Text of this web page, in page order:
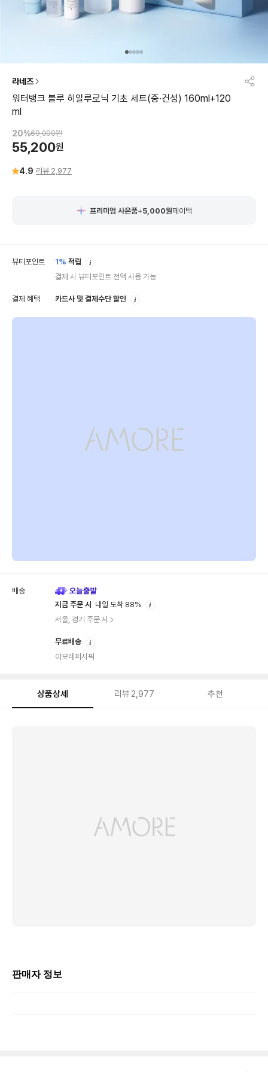
라네즈
워터뱅크 블루 히알루로닉 기초 세트(중·건성) 160ml+120
ml
20%69,000원
55,200원
4.9 리뷰 2,977
프리미엄 사은품+5,000원페이백
뷰티포인트 1% 적립
결제 시 뷰티포인트 전액 사용 가능
결제 혜택 카드사 및 결제수단 할인
배송
지금 주문 시 내일 도착 88%
서울, 경기 주문 시
무료배송
아모레퍼시픽
상품상세 리뷰2,977 추천
판매자 정보